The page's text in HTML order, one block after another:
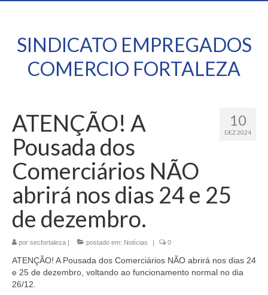
SINDICATO EMPREGADOS
COMERCIO FORTALEZA
10
DEZ 2024
ATENÇÃO! A
Pousada dos
Comerciários NÃO
abrirá nos dias 24 e 25
de dezembro.
por secfortaleza | postado em: Notícias | 0
ATENÇÃO! A Pousada dos Comerciários NÃO abrirá nos dias 24
e 25 de dezembro, voltando ao funcionamento normal no dia
26/12.